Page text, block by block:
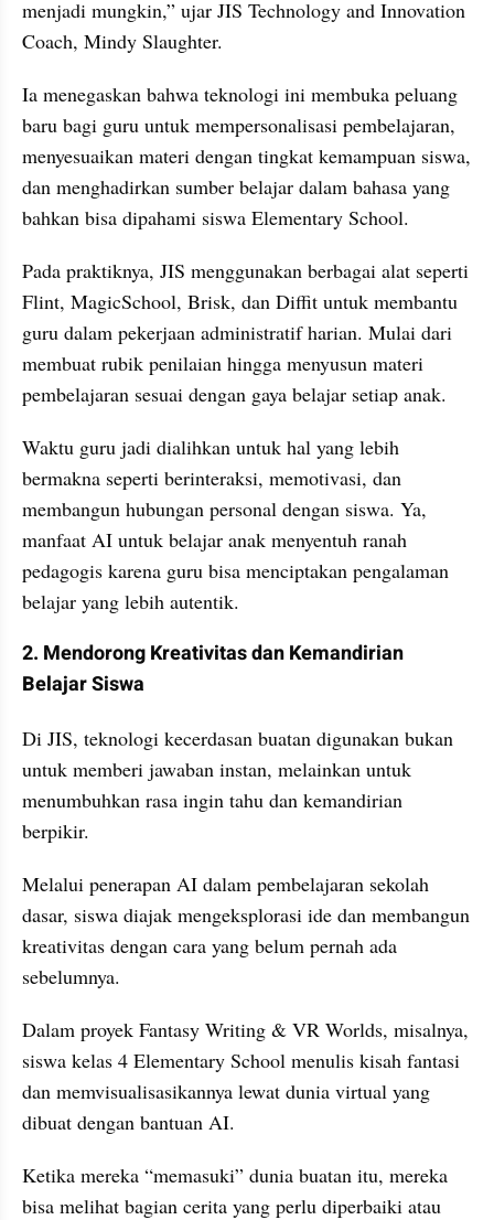
menjadi mungkin,” ujar JIS Technology and Innovation
Coach, Mindy Slaughter.
Ia menegaskan bahwa teknologi ini membuka peluang
baru bagi guru untuk mempersonalisasi pembelajaran,
menyesuaikan materi dengan tingkat kemampuan siswa,
dan menghadirkan sumber belajar dalam bahasa yang
bahkan bisa dipahami siswa Elementary School.
Pada praktiknya, JIS menggunakan berbagai alat seperti
Flint, MagicSchool, Brisk, dan Diffit untuk membantu
guru dalam pekerjaan administratif harian. Mulai dari
membuat rubik penilaian hingga menyusun materi
pembelajaran sesuai dengan gaya belajar setiap anak.
Waktu guru jadi dialihkan untuk hal yang lebih
bermakna seperti berinteraksi, memotivasi, dan
membangun hubungan personal dengan siswa. Ya,
manfaat AI untuk belajar anak menyentuh ranah
pedagogis karena guru bisa menciptakan pengalaman
belajar yang lebih autentik.
2. Mendorong Kreativitas dan Kemandirian
Belajar Siswa
Di JIS, teknologi kecerdasan buatan digunakan bukan
untuk memberi jawaban instan, melainkan untuk
menumbuhkan rasa ingin tahu dan kemandirian
berpikir.
Melalui penerapan AI dalam pembelajaran sekolah
dasar, siswa diajak mengeksplorasi ide dan membangun
kreativitas dengan cara yang belum pernah ada
sebelumnya.
Dalam proyek Fantasy Writing & VR Worlds, misalnya,
siswa kelas 4 Elementary School menulis kisah fantasi
dan memvisualisasikannya lewat dunia virtual yang
dibuat dengan bantuan AI.
Ketika mereka “memasuki” dunia buatan itu, mereka
bisa melihat bagian cerita yang perlu diperbaiki atau